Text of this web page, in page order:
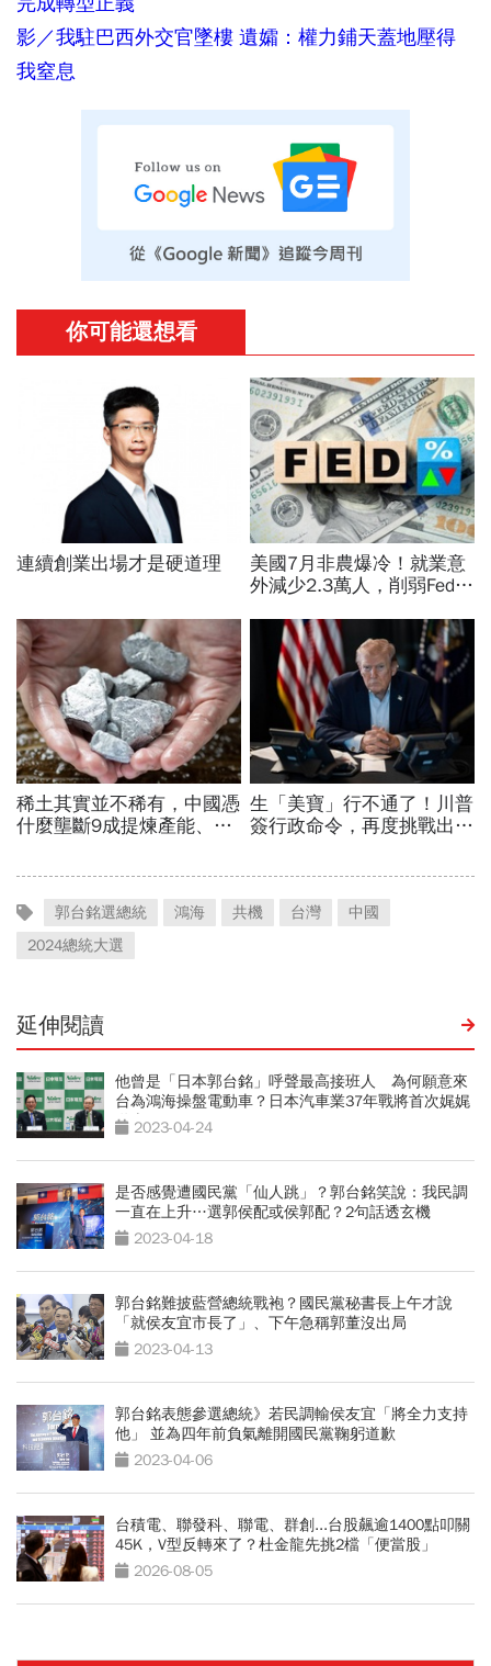
影／我駐巴西外交官墜樓 遺孀：權力鋪天蓋地壓得
我窒息
郭台銘選總統 鴻海 共機 台灣
中國
2024總統大選
延伸閱讀
他曾是「日本郭台銘」呼聲最高接班人 為何願意來
台為鴻海操盤電動車？日本汽車業37年戰將首次娓娓
道來2023-04-24
是否感覺遭國民黨「仙人跳」？郭台銘笑說：我民調
一直在上升…選郭侯配或侯郭配？2句話透玄機
2023-04-18
郭台銘難披藍營總統戰袍？國民黨秘書長上午才說
「就侯友宜市長了」、下午急稱郭董沒出局
2023-04-13
郭台銘表態參選總統》若民調輸侯友宜「將全力支持
他」 並為四年前負氣離開國民黨鞠躬道歉
2023-04-06
台積電、聯發科、聯電、群創...台股飆逾1400點叩關
45K，V型反轉來了？杜金龍先挑2檔「便當股」
2026-08-05